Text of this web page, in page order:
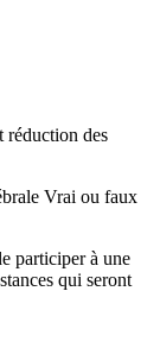
réduction des
Vrai ou faux
participer à une
qui seront